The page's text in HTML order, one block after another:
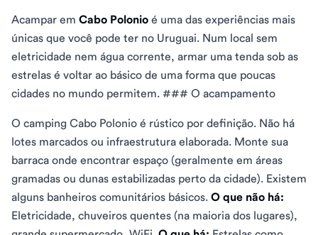
Acampar em Cabo Polonio é uma das experiências mais
únicas que você pode ter no Uruguai. Num local sem
eletricidade nem água corrente, armar uma tenda sob as
estrelas é voltar ao básico de uma forma que poucas
cidades no mundo permitem. ### O acampamento
O camping Cabo Polonio é rústico por definição. Não há
lotes marcados ou infraestrutura elaborada. Monte sua
barraca onde encontrar espaço (geralmente em áreas
gramadas ou dunas estabilizadas perto da cidade). Existem
alguns banheiros comunitários básicos. O que não há:
Eletricidade, chuveiros quentes (na maioria dos lugares),